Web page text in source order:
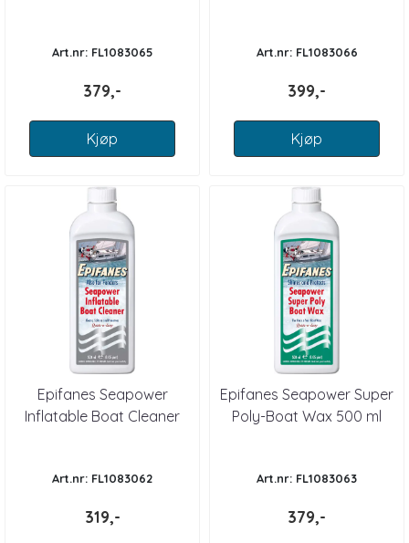
Art.nr: FL1083065
379,-
Kjøp
Art.nr: FL1083066
399,-
Kjøp
Epifanes Seapower
Inflatable Boat Cleaner
Art.nr: FL1083062
319,-
Epifanes Seapower Super
Poly-Boat Wax 500 ml
Art.nr: FL1083063
379,-